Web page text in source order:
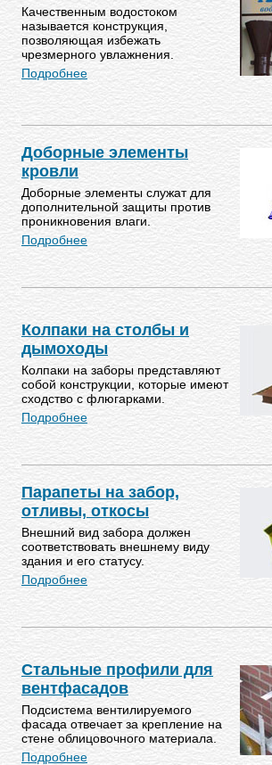
Качественным водостоком
называется конструкция,
позволяющая избежать
чрезмерного увлажнения.
Подробнее
Доборные элементы
кровли
Доборные элементы служат для
дополнительной защиты против
проникновения влаги.
Подробнее
Колпаки на столбы и
дымоходы
Колпаки на заборы представляют
собой конструкции, которые имеют
сходство с флюгарками.
Подробнее
Парапеты на забор,
отливы, откосы
Внешний вид забора должен
соответствовать внешнему виду
здания и его статусу.
Подробнее
Стальные профили для
вентфасадов
Подсистема вентилируемого
фасада отвечает за крепление на
стене облицовочного материала.
Подробнее